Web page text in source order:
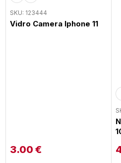
SKU: 123444
Vidro Camera Iphone 11
3.00 €